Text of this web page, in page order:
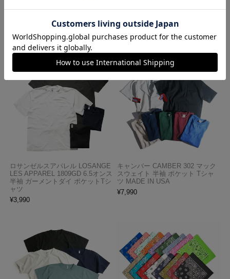
この商品を見た人がよく買っている商品
ロサンゼルスアパレル LOSANGE
LES APPAREL 1809GD 6.5オンス
半袖 ガーメントダイ ポケットTシ
ャツ
¥3,990
キャンバー CAMBER 302 マック
スウェイト 半袖 ポケット Tシャ
ツ MADE IN USA
¥7,990